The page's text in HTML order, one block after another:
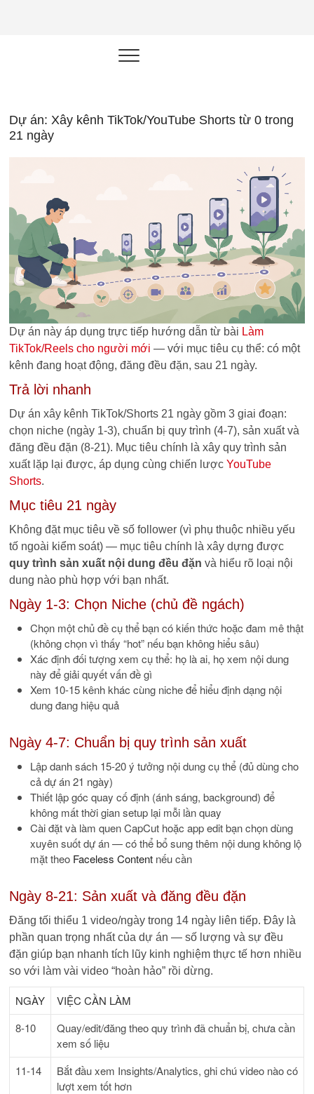
năng lực cá
thời đại AI
Dự án: Xây kênh TikTok/YouTube Shorts từ 0 trong
21 ngày
Dự án này áp dụng trực tiếp hướng dẫn từ bài Làm
TikTok/Reels cho người mới — với mục tiêu cụ thể: có một
kênh đang hoạt động, đăng đều đặn, sau 21 ngày.
Trả lời nhanh
Dự án xây kênh TikTok/Shorts 21 ngày gồm 3 giai đoạn:
chọn niche (ngày 1-3), chuẩn bị quy trình (4-7), sản xuất và
đăng đều đặn (8-21). Mục tiêu chính là xây quy trình sản
xuất lặp lại được, áp dụng cùng chiến lượcYouTube
Shorts.
Mục tiêu 21 ngày
Không đặt mục tiêu về số follower (vì phụ thuộc nhiều yếu
tố ngoài kiểm soát) — mục tiêu chính là xây dựng được
quy trình sản xuất nội dung đều đặn và hiểu rõ loại nội
dung nào phù hợp với bạn nhất.
Ngày 1-3: Chọn Niche (chủ đề ngách)
Chọn một chủ đề cụ thể bạn có kiến thức hoặc đam mê thật
(không chọn vì thấy “hot” nếu bạn không hiểu sâu)
Xác định đối tượng xem cụ thể: họ là ai, họ xem nội dung
này để giải quyết vấn đề gì
Xem 10-15 kênh khác cùng niche để hiểu định dạng nội
dung đang hiệu quả
Ngày 4-7: Chuẩn bị quy trình sản xuất
Lập danh sách 15-20 ý tưởng nội dung cụ thể (đủ dùng cho
cả dự án 21 ngày)
Thiết lập góc quay cố định (ánh sáng, background) để
không mất thời gian setup lại mỗi lần quay
Cài đặt và làm quen CapCut hoặc app edit bạn chọn dùng
xuyên suốt dự án — có thể bổ sung thêm nội dung không lộ
mặt theo Faceless Content nếu cần
Ngày 8-21: Sản xuất và đăng đều đặn
Đăng tối thiểu 1 video/ngày trong 14 ngày liên tiếp. Đây là
phần quan trọng nhất của dự án — số lượng và sự đều
đặn giúp bạn nhanh tích lũy kinh nghiệm thực tế hơn nhiều
so với làm vài video “hoàn hảo” rồi dừng.
NGÀY
VIỆC CẦN LÀM
8-10
Quay/edit/đăng theo quy trình đã chuẩn bị, chưa cần
xem số liệu
11-14
Bắt đầu xem Insights/Analytics, ghi chú video nào có
lượt xem tốt hơn